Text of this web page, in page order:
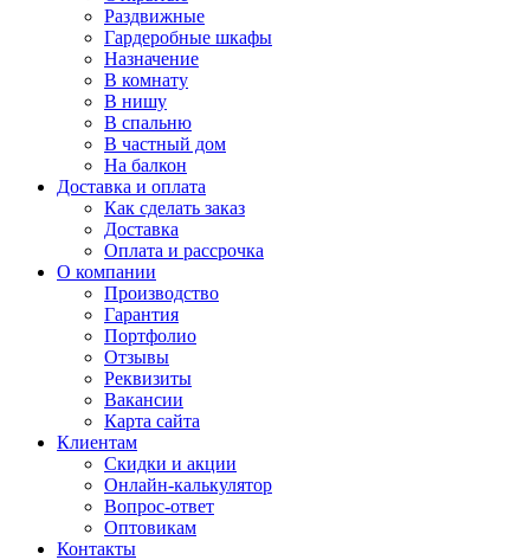
Раздвижные
Гардеробные шкафы
Назначение
В комнату
В нишу
В спальню
В частный дом
На балкон
Доставка и оплата
Как сделать заказ
Доставка
Оплата и рассрочка
О компании
Производство
Гарантия
Портфолио
Отзывы
Реквизиты
Вакансии
Карта сайта
Клиентам
Скидки и акции
Онлайн-калькулятор
Вопрос-ответ
Оптовикам
Контакты